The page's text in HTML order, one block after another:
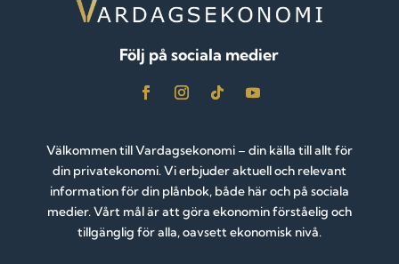
Följ på sociala medier
Välkommen till Vardagsekonomi – din källa till allt för
din privatekonomi. Vi erbjuder aktuell och relevant
information för din plånbok, både här och på sociala
medier. Vårt mål är att göra ekonomin förståelig och
tillgänglig för alla, oavsett ekonomisk nivå.